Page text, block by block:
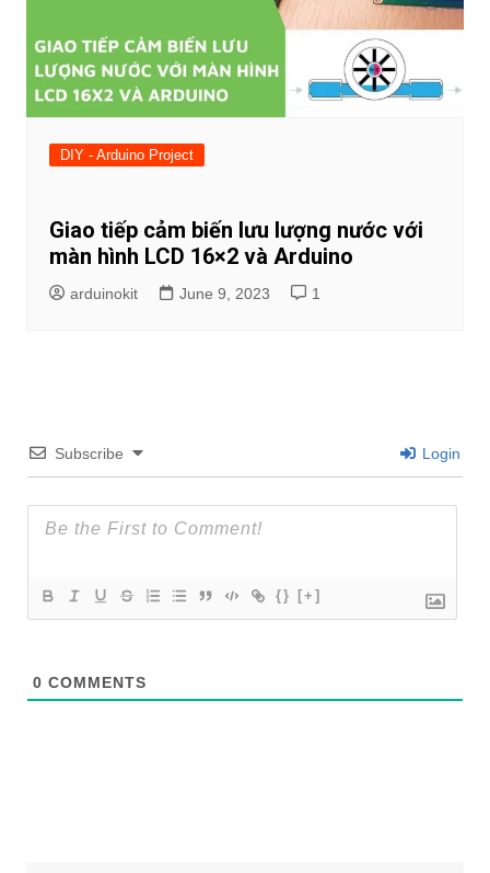
DIY - Arduino Project
Giao tiếp cảm biến lưu lượng nước với
màn hình LCD 16×2 và Arduino
arduinokit June 9, 2023 1
Subscribe Login
{} [+]
0 COMMENTS